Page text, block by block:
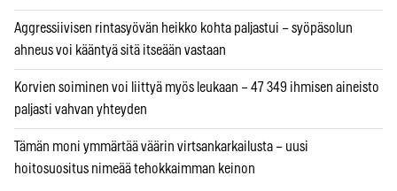
Aggressiivisen rintasyövän heikko kohta paljastui – syöpäsolun
ahneus voi kääntyä sitä itseään vastaan
Korvien soiminen voi liittyä myös leukaan – 47 349 ihmisen aineisto
paljasti vahvan yhteyden
Tämän moni ymmärtää väärin virtsankarkailusta – uusi
hoitosuositus nimeää tehokkaimman keinon